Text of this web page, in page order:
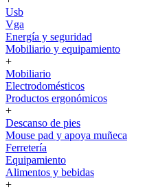
Usb
Vga
Energía y seguridad
Mobiliario y equipamiento
+
Mobiliario
Electrodomésticos
Productos ergonómicos
+
Descanso de pies
Mouse pad y apoya muñeca
Ferretería
Equipamiento
Alimentos y bebidas
+